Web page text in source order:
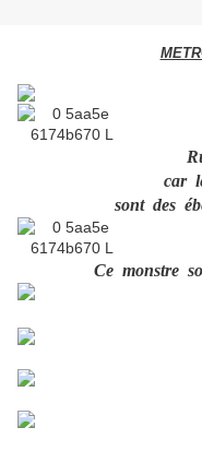
car
sont des
Ce monstre